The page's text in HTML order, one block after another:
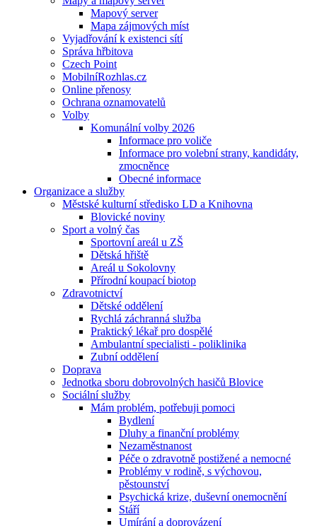
Mapový server
Mapa zájmových míst
Vyjadřování k existenci sítí
Správa hřbitova
Czech Point
MobilníRozhlas.cz
Online přenosy
Ochrana oznamovatelů
Volby
Komunální volby 2026
Informace pro voliče
Informace pro volební strany, kandidáty,
zmocněnce
Obecné informace
Organizace a služby
Městské kulturní středisko LD a Knihovna
Blovické noviny
Sport a volný čas
Sportovní areál u ZŠ
Dětská hřiště
Areál u Sokolovny
Přírodní koupací biotop
Zdravotnictví
Dětské oddělení
Rychlá záchranná služba
Praktický lékař pro dospělé
Ambulantní specialisti - poliklinika
Zubní oddělení
Doprava
Jednotka sboru dobrovolných hasičů Blovice
Sociální služby
Mám problém, potřebuji pomoci
Bydlení
Dluhy a finanční problémy
Nezaměstnanost
Péče o zdravotně postižené a nemocné
Problémy v rodině, s výchovou,
pěstounství
Psychická krize, duševní onemocnění
Stáří
Umírání a doprovázení